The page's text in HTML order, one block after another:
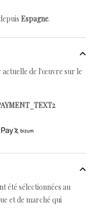
Espagne.
actuelle de l'œuvre sur le
été sélectionnées au
et de marché qui